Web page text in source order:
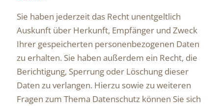
Sie haben jederzeit das Recht unentgeltlich
Auskunft über Herkunft, Empfänger und Zweck
Ihrer gespeicherten personenbezogenen Daten
zu erhalten. Sie haben außerdem ein Recht, die
Berichtigung, Sperrung oder Löschung dieser
Daten zu verlangen. Hierzu sowie zu weiteren
Fragen zum Thema Datenschutz können Sie sich